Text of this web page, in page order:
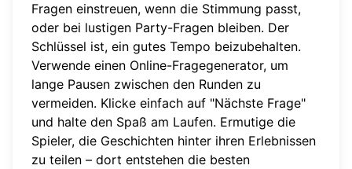
Fragen einstreuen, wenn die Stimmung passt,
oder bei lustigen Party-Fragen bleiben. Der
Schlüssel ist, ein gutes Tempo beizubehalten.
Verwende einen Online-Fragegenerator, um
lange Pausen zwischen den Runden zu
vermeiden. Klicke einfach auf "Nächste Frage"
und halte den Spaß am Laufen. Ermutige die
Spieler, die Geschichten hinter ihren Erlebnissen
zu teilen – dort entstehen die besten